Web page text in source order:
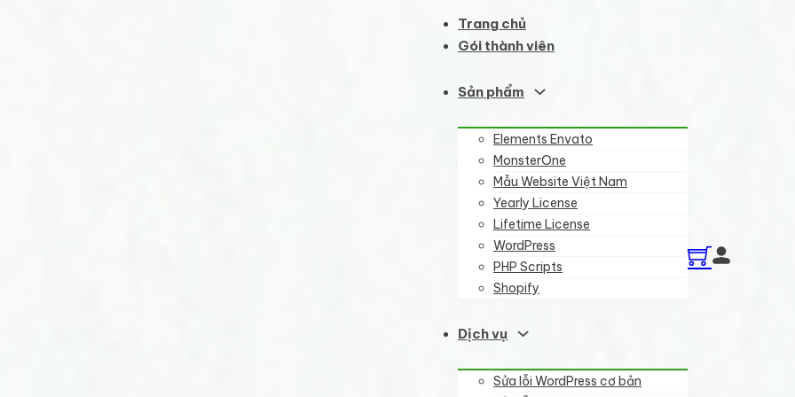
Trang chủ
Gói thành viên
Sản phẩm
Elements Envato
MonsterOne
Mẫu Website Việt Nam
Yearly License
Lifetime License
WordPress
PHP Scripts
Shopify
Dịch vụ
Sửa lỗi WordPress cơ bản